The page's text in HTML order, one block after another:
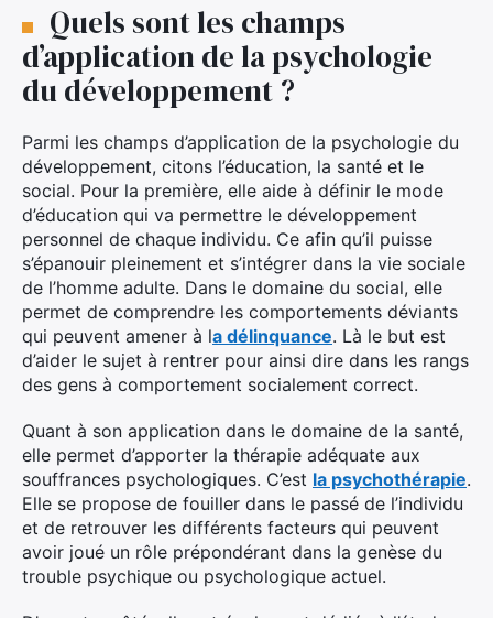
Quels sont les champs
d’application de la psychologie
du développement ?
Parmi les champs d’application de la psychologie du
développement, citons l’éducation, la santé et le
social. Pour la première, elle aide à définir le mode
d’éducation qui va permettre le développement
personnel de chaque individu. Ce afin qu’il puisse
s’épanouir pleinement et s’intégrer dans la vie sociale
de l’homme adulte. Dans le domaine du social, elle
permet de comprendre les comportements déviants
qui peuvent amener à la délinquance. Là le but est
d’aider le sujet à rentrer pour ainsi dire dans les rangs
des gens à comportement socialement correct.
Quant à son application dans le domaine de la santé,
elle permet d’apporter la thérapie adéquate aux
souffrances psychologiques. C’est la psychothérapie.
Elle se propose de fouiller dans le passé de l’individu
et de retrouver les différents facteurs qui peuvent
avoir joué un rôle prépondérant dans la genèse du
trouble psychique ou psychologique actuel.